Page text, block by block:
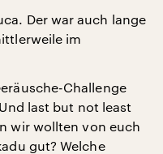
Der war auch lange
im
Challenge
last but not least
wir wollten von euch
gut? Welche